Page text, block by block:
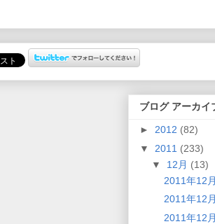
ブログ アーカイ
► 2012 (82)
▼ 2011 (233)
▼ 12月 (13)
2011年12
2011年12
2011年12